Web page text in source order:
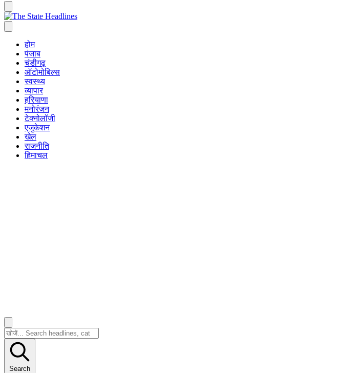
होम
पंजाब
चंडीगढ़
ऑटोमोबिल्स
स्वस्थ्य
व्यापार
हरियाणा
मनोरंजन
टेक्नोलॉजी
एजुकेशन
खेल
राजनीति
हिमाचल
Search